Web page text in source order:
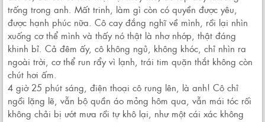
trống trong anh. Mất trinh, làm gì còn có quyền được yêu,
được hạnh phúc nữa. Cô cay đắng nghĩ về mình, rồi lại nhìn
xuống cơ thể mình và thấy nó thật là nhơ nhớp, thật đáng
khinh bỉ. Cả đêm ấy, cô không ngủ, không khóc, chỉ nhìn ra
ngoài trời, cơ thể run rẩy vì lạnh, trái tim quặn thắt không còn
chút hơi ấm.
4 giờ 25 phút sáng, điện thoại cô rung lên, là anh! Cô chỉ
ngồi lặng lẽ, vẫn bộ quần áo mỏng hôm qua, vẫn mái tóc rối
không chải bị ướt mưa rồi tự khô lại, như một cái xác không